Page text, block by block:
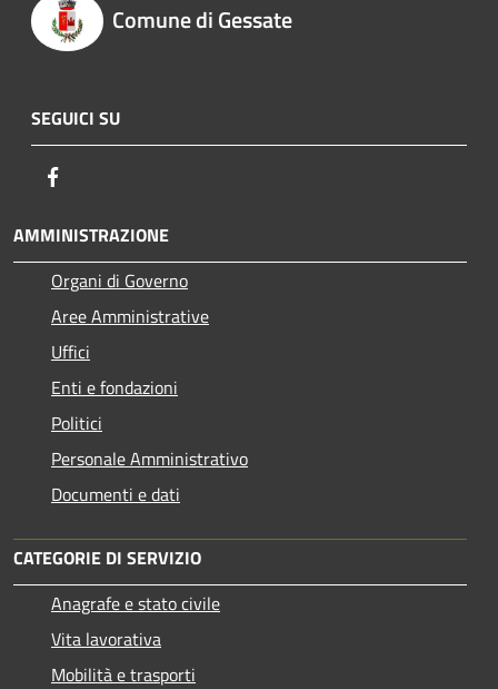
Comune di Gessate
SEGUICI SU
AMMINISTRAZIONE
Organi di Governo
Aree Amministrative
Uffici
Enti e fondazioni
Politici
Personale Amministrativo
Documenti e dati
CATEGORIE DI SERVIZIO
Anagrafe e stato civile
Vita lavorativa
Mobilità e trasporti